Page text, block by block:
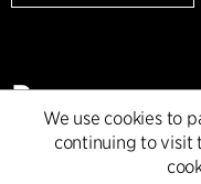
Presse
Head of
Peter Sikker Rasmussen
We use cookies to
continuing to visit